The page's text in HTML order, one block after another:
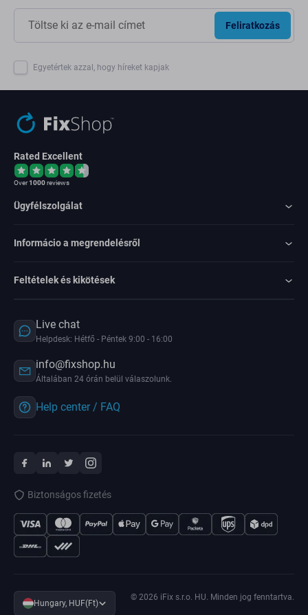
Feliratkozás
Egyetértek azzal, hogy híreket kapjak
Rated Excellent
Over1000reviews
Ügyfélszolgálat
Informácio a megrendelésről
Feltételek és kikötések
Live chat
Helpdesk: Hétfő - Péntek 9:00 - 16:00
info@fixshop.hu
Általában 24 órán belül válaszolunk.
Help center / FAQ
Biztonságos fizetés
Hungary, HUF(Ft)
© 2026 iFix s.r.o. HU. Minden jog fenntartva.